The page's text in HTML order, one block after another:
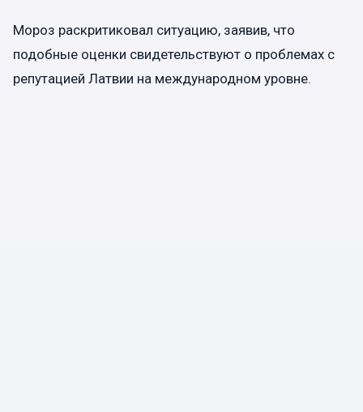
Мороз раскритиковал ситуацию, заявив, что
подобные оценки свидетельствуют о проблемах с
репутацией Латвии на международном уровне.